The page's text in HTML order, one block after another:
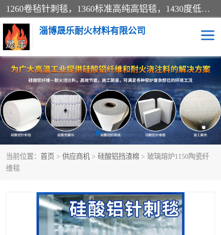
1260卷毡针刺毯，1360标准高纯高铝毯，1430度低锆锆铝含锆毯，普通挡渣棉卷毡，防火纸、挡火板、隔热垫片模块、棉块、折叠块、散棉高温固化剂价格规格密度多少钱图片视频立方平米参数指标
淄博晟乐耐火材料有限公司
当前位置： 首页 > 供应商机 > 硅酸铝挡渣棉 > 玻璃熔炉1150陶瓷纤
维毯
硅酸铝挡渣棉 硅酸铝纤维纸
硅酸铝挡火板 高铝毯
含锆毯 硅酸铝折叠块
硅酸铝散棉 硅酸铝纤维毯
硅酸铝纤维毡 硅酸铝模块
硅酸铝保温棉 硅酸铝板